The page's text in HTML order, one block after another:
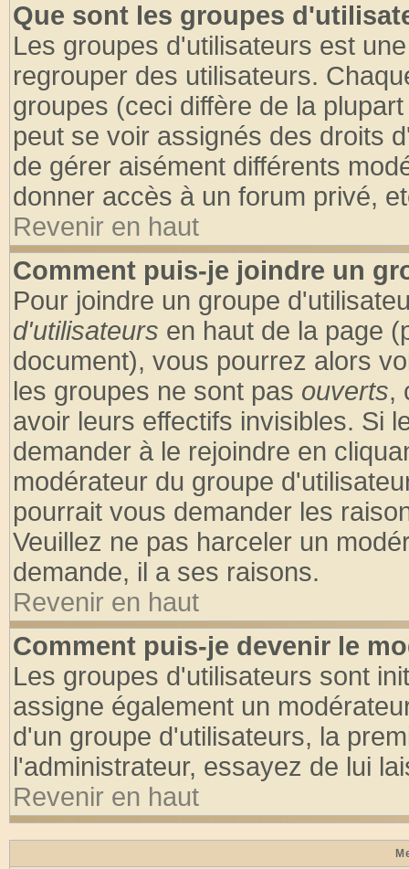
Que sont les groupes
Les groupes d'utilisateurs est
regrouper des utilisateurs.
groupes (ceci diffère de la
peut se voir assignés des droits
de gérer aisément différents
donner accès à un forum privé,
Revenir en haut
Comment puis-je joindre un
Pour joindre un groupe
d'utilisateurs en haut de la page
document), vous pourrez alors
les groupes ne sont pas ouverts,
avoir leurs effectifs invisibles. Si
demander à le rejoindre en
modérateur du groupe
pourrait vous demander les
Veuillez ne pas harceler un
demande, il a ses raisons.
Revenir en haut
Comment puis-je devenir le
Les groupes d'utilisateurs sont
assigne également un
d'un groupe d'utilisateurs, la
l'administrateur, essayez de lui
Revenir en haut